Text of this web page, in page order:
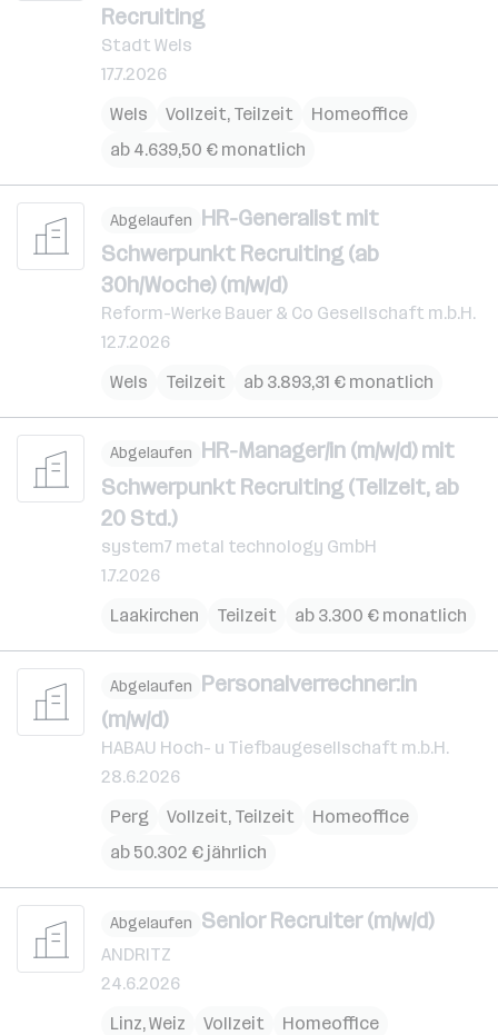
Recruiting
Stadt Wels
17.7.2026
Wels
Vollzeit, Teilzeit
Homeoffice
ab 4.639,50 € monatlich
Abgelaufen HR-Generalist mit
Schwerpunkt Recruiting (ab
30h/Woche) (m/w/d)
Reform-Werke Bauer & Co Gesellschaft m.b.H.
12.7.2026
Wels
Teilzeit ab 3.893,31 € monatlich
Abgelaufen HR-Manager/in (m/w/d) mit
Schwerpunkt Recruiting (Teilzeit, ab
20 Std.)
system7 metal technology GmbH
1.7.2026
Laakirchen
Teilzeit ab 3.300 € monatlich
Abgelaufen Personalverrechner:in
(m/w/d)
HABAU Hoch- u Tiefbaugesellschaft m.b.H.
28.6.2026
Perg
Vollzeit, Teilzeit
Homeoffice
ab 50.302 € jährlich
Abgelaufen Senior Recruiter (m/w/d)
ANDRITZ
24.6.2026
Linz,Weiz Vollzeit
Homeoffice